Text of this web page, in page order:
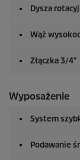
Dysza
Wąż
Złączka 3/4"
Wyposażenie
System
Podawanie